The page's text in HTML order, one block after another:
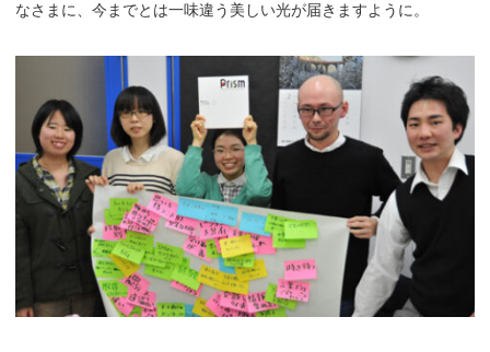
なさまに、今までとは一味違う美しい光が届きますように。